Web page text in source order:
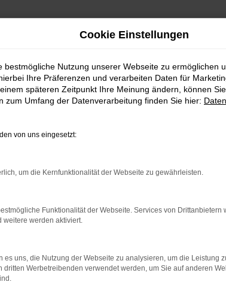
bestimmter Seiten verhindern. Funktioniert
beheben.
auf dem neuesten Stand sind.
kann auch dazu führen, dass bestimmte
Cookie Einstellungen
bestmögliche Nutzung unserer Webseite zu ermöglichen
Ihre Präferenzen und verarbeiten Daten für
späteren Zeitpunkt Ihre Meinung ändern, können
zum Umfang der Datenverarbeitung finden Sie hier:
von uns eingesetzt:
um die Kernfunktionalität der Webseite zu gewährleisten.
Funktionalität der Webseite. Services von Drittanbietern
weitere werden aktiviert.
es uns, die Nutzung der Webseite zu analysieren, um die Leistung
dritten Werbetreibenden verwendet werden, um Sie auf anderen